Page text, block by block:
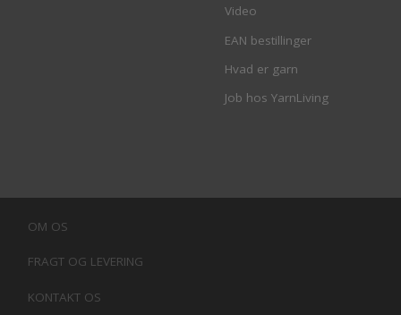
Video
EAN bestillinger
Hvad er garn
Job hos YarnLiving
OM OS
FRAGT OG LEVERING
KONTAKT OS